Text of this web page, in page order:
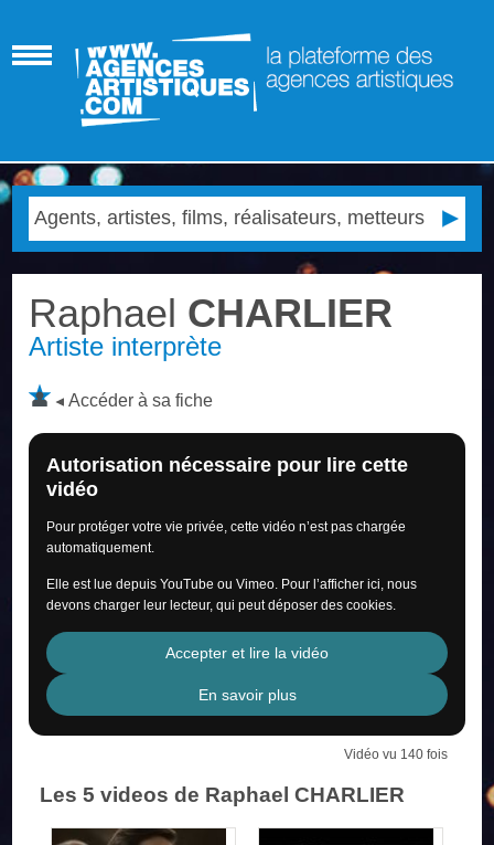
Raphael CHARLIER
Artiste interprète
Accéder à sa fiche
Autorisation nécessaire pour lire cette
vidéo
Pour protéger votre vie privée, cette vidéo n’est pas chargée
automatiquement.
Elle est lue depuis YouTube ou Vimeo. Pour l’afficher ici, nous
devons charger leur lecteur, qui peut déposer des cookies.
Accepter et lire la vidéo
En savoir plus
Vidéo vu 140 fois
Les 5 videos de Raphael CHARLIER